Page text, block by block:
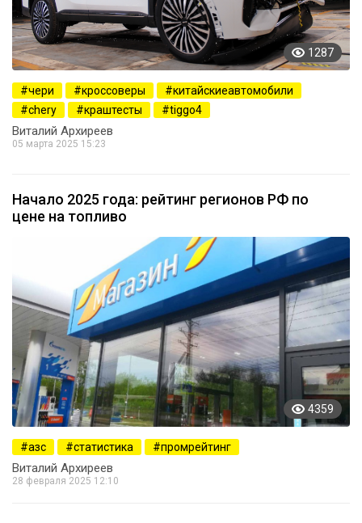
1287
чери кроссоверы
китайскиеавтомобили
chery
краштесты tiggo4
Виталий Архиреев
05 марта 2025 15:23
Начало 2025 года: рейтинг регионов РФ по
цене на топливо
4359
азс статистика промрейтинг
Виталий Архиреев
28 февраля 2025 12:10